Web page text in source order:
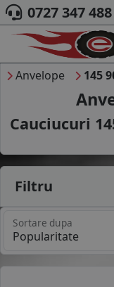
B2B
0727 347 488
Anvelope 145
Cauciucuri
Filtru
Sortare dupa